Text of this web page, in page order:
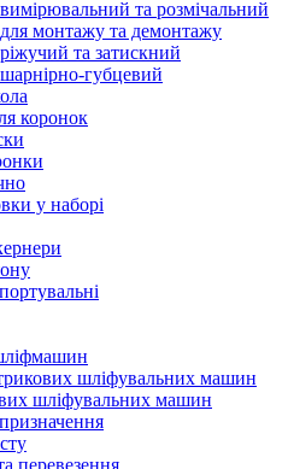
та розмічальний
монтажу та демонтажу
та затискний
губцевий
коронок
у наборі
шліфувальних машин
шліфувальних машин
перевезення